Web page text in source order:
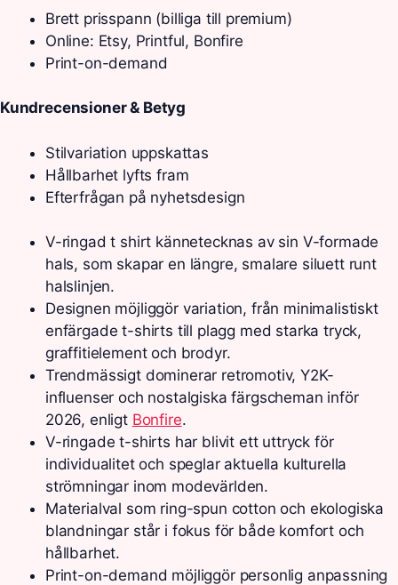
Brett prisspann (billiga till premium)
Online: Etsy, Printful, Bonfire
Print-on-demand
Kundrecensioner & Betyg
Stilvariation uppskattas
Hållbarhet lyfts fram
Efterfrågan på nyhetsdesign
V-ringad t shirt kännetecknas av sin V-formade
hals, som skapar en längre, smalare siluett runt
halslinjen.
Designen möjliggör variation, från minimalistiskt
enfärgade t-shirts till plagg med starka tryck,
graffitielement och brodyr.
Trendmässigt dominerar retromotiv, Y2K-
influenser och nostalgiska färgscheman inför
2026, enligt Bonfire.
V-ringade t-shirts har blivit ett uttryck för
individualitet och speglar aktuella kulturella
strömningar inom modevärlden.
Materialval som ring-spun cotton och ekologiska
blandningar står i fokus för både komfort och
hållbarhet.
Print-on-demand möjliggör personlig anpassning